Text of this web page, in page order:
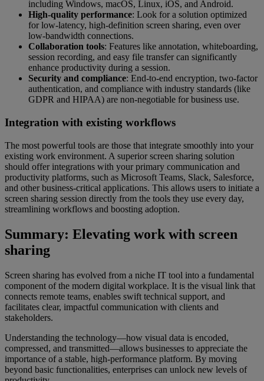
including Windows, macOS, Linux, iOS, and Android.
High-quality performance: Look for a solution optimized
for low-latency, high-definition screen sharing, even over
low-bandwidth connections.
Collaboration tools: Features like annotation, whiteboarding,
session recording, and easy file transfer can significantly
enhance productivity during a session.
Security and compliance: End-to-end encryption, two-factor
authentication, and compliance with industry standards (like
GDPR and HIPAA) are non-negotiable for business use.
Integration with existing workflows
The most powerful tools are those that integrate smoothly into your
existing work environment. A superior screen sharing solution
should offer integrations with your primary communication and
productivity platforms, such as Microsoft Teams, Slack, Salesforce,
and other business-critical applications. This allows users to initiate a
screen sharing session directly from the tools they use every day,
streamlining workflows and boosting adoption.
Summary: Elevating work with screen
sharing
Screen sharing has evolved from a niche IT tool into a fundamental
component of the modern digital workplace. It is the visual link that
connects remote teams, enables swift technical support, and
facilitates clear, impactful communication with clients and
stakeholders.
Understanding the technology—how visual data is encoded,
compressed, and transmitted—allows businesses to appreciate the
importance of a stable, high-performance platform. By moving
beyond basic functionalities, enterprises can unlock new levels of